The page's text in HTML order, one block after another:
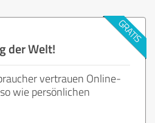
der Welt!
vertrauen Online-
wie persönlichen